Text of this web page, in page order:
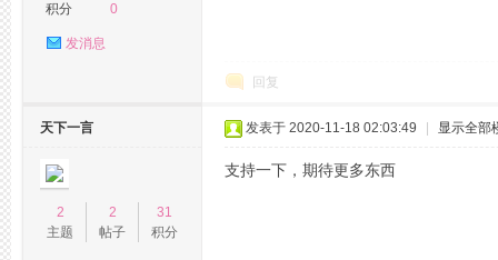
积分 0
发消息
回复
天下一言
2
主题
2
帖子
31
积分
发表于 2020-11-18 02:03:49 显示全部
支持一下，期待更多东西